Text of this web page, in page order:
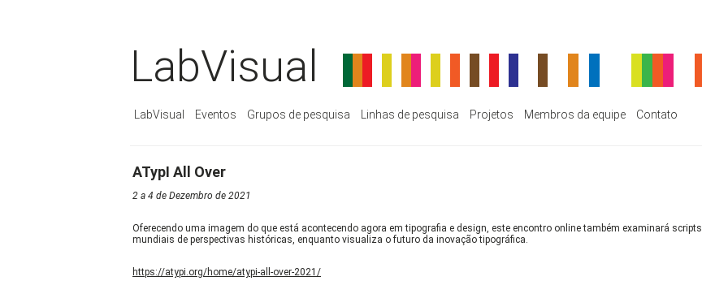
LabVisual
LabVisual Eventos Grupos de pesquisa Linhas de pesquisa Projetos Membros da equipe Contato
ATypI All Over
2 a 4 de Dezembro de 2021
Oferecendo uma imagem do que está acontecendo agora em tipografia e design, este encontro online também examinará scripts
mundiais de perspectivas históricas, enquanto visualiza o futuro da inovação tipográfica.
https://atypi.org/home/atypi-all-over-2021/